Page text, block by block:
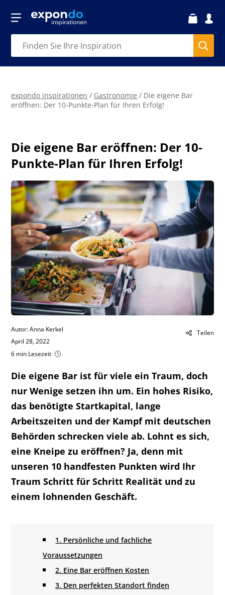
expondo inspirationen / Gastronomie / Die eigene Bar
eröffnen: Der 10-Punkte-Plan für Ihren Erfolg!
Die eigene Bar eröffnen: Der 10-
Punkte-Plan für Ihren Erfolg!
Die eigene Bar ist für viele ein Traum, doch
nur Wenige setzen ihn um. Ein hohes Risiko,
das benötigte Startkapital, lange
Arbeitszeiten und der Kampf mit deutschen
Behörden schrecken viele ab. Lohnt es sich,
eine Kneipe zu eröffnen? Ja, denn mit
unseren 10 handfesten Punkten wird Ihr
Traum Schritt für Schritt Realität und zu
einem lohnenden Geschäft.
Teilen
Autor: Anna Kerkel
April 28, 2022
6 min Lesezeit
1. Persönliche und fachliche
Voraussetzungen
2. Eine Bar eröffnen Kosten
3. Den perfekten Standort finden